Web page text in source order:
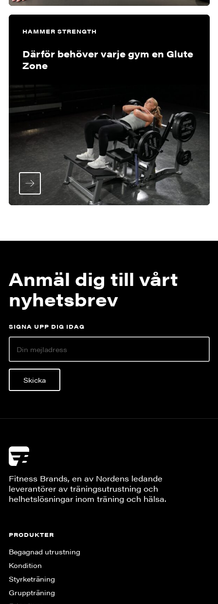
HAMMER STRENGTH
Därför behöver varje gym en Glute
Zone
Anmäl dig till vårt
nyhetsbrev
SIGNA UPP DIG IDAG
Skicka
Fitness Brands, en av Nordens ledande
leverantörer av träningsutrustning och
helhetslösningar inom träning och hälsa.
PRODUKTER
Begagnad utrustning
Kondition
Styrketräning
Gruppträning